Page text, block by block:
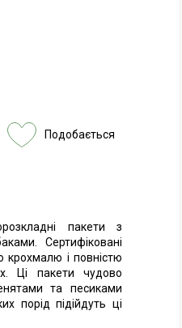
Подобається
пакети з
Сертифіковані
крохмалю і повністю
Ці пакети чудово
та песиками
порід підійдуть ці